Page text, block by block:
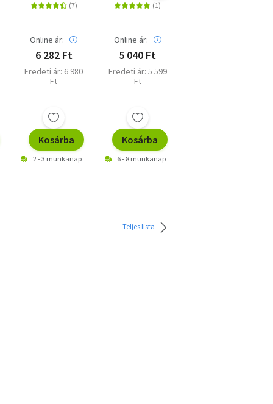
Online ár:
6 282 Ft
Eredeti ár: 6 980
Ft
Kosárba
2 - 3 munkanap
Online ár:
5 040 Ft
Eredeti ár: 5 599
Ft
Kosárba
6 - 8 munkanap
Teljes lista